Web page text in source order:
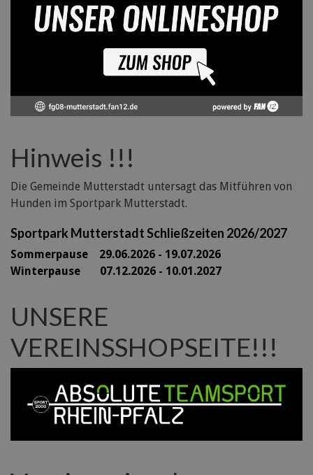
Hinweis !!!
Die Gemeinde Mutterstadt untersagt das Mitführen von
Hunden im Sportpark Mutterstadt.
Sportpark Mutterstadt Schließzeiten 2026/2027
Sommerpause 29.06.2026 - 19.07.2026
Winterpause 07.12.2026 - 10.01.2027
UNSERE
VEREINSSHOPSEITE!!!